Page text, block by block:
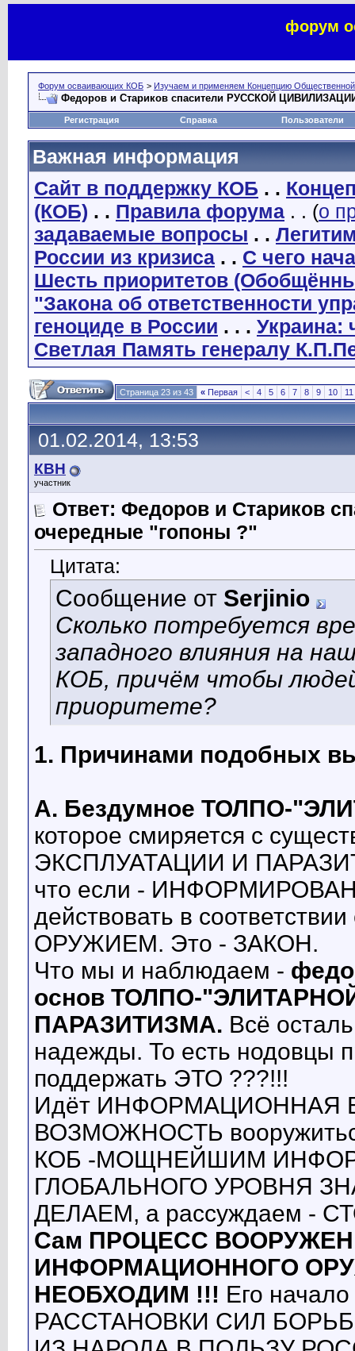
форум
Форум осваивающих КОБ > Изучаем и применяем Концепцию
Федоров и Стариков спасители РУССКОЙ
Регистрация Справка Пользователи
Важная информация
Сайт в поддержку КОБ . .
(КОБ) . . Правила форума . . (о
задаваемые вопросы . .
России из кризиса . . С чего
Шесть приоритетов
"Закона об ответственности
геноциде в России . . . Украина:
Светлая Память генералу
Страница 23 из 43 « Первая < 4 5 6 7 8 9 10 11
01.02.2014, 13:53
КВН
участник
Ответ: Федоров и Стариков
очередные "гопоны ?"
Цитата:
Сообщение от Serjinio
Сколько потребуется
западного влияния на
КОБ, причём чтобы
приоритете?
1. Причинами подобных
А. Бездумное ТОЛПО-
которое смиряется с
ЭКСПЛУАТАЦИИ И
что если -
действовать в
ОРУЖИЕМ. Это - ЗАКОН.
Что мы и наблюдаем -
основ ТОЛПО-
ПАРАЗИТИЗМА. Всё
надежды. То есть нодовцы
поддержать ЭТО ???!!!
Идёт ИНФОРМАЦИОННАЯ
ВОЗМОЖНОСТЬ
КОБ -МОЩНЕЙШИМ
ГЛОБАЛЬНОГО УРОВНЯ
ДЕЛАЕМ, а рассуждаем -
Сам ПРОЦЕСС
ИНФОРМАЦИОННОГО
НЕОБХОДИМ !!! Его
РАССТАНОВКИ СИЛ